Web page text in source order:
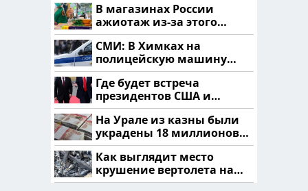
В магазинах России
ажиотаж из-за этого
продукта: что купить?
СМИ: В Химках на
полицейскую машину
напали и подожгли.
Где будет встреча
президентов США и
России: Европа?
На Урале из казны были
украдены 18 миллионов
рублей
Как выглядит место
крушение вертолета на
Кавказе: смотреть